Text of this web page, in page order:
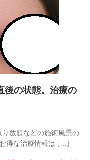
後の状態。治療の
放題などの施術風景の
得な治療情報は […]